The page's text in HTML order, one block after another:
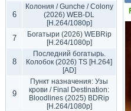
6
Колония / Gunche / Colony
(2026) WEB-DL
[H.264/1080p]
7
Богатыри (2026) WEBRip
[H.264/1080p]
8
Последний богатырь.
Колобок (2026) TS [H.264]
[AD]
9
Пункт назначения: Узы
крови / Final Destination:
Bloodlines (2025) BDRip
[H.264/1080p]